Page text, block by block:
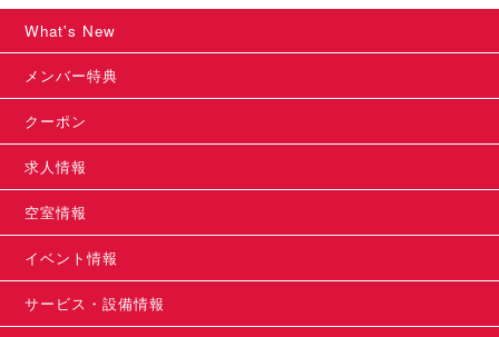
What's New
メンバー特典
クーポン
求人情報
空室情報
イベント情報
サービス・設備情報